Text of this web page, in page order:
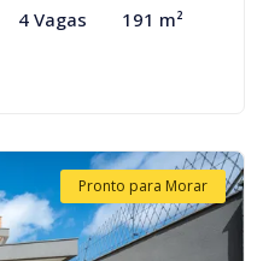
4 Vagas 191 m²
Pronto para Morar